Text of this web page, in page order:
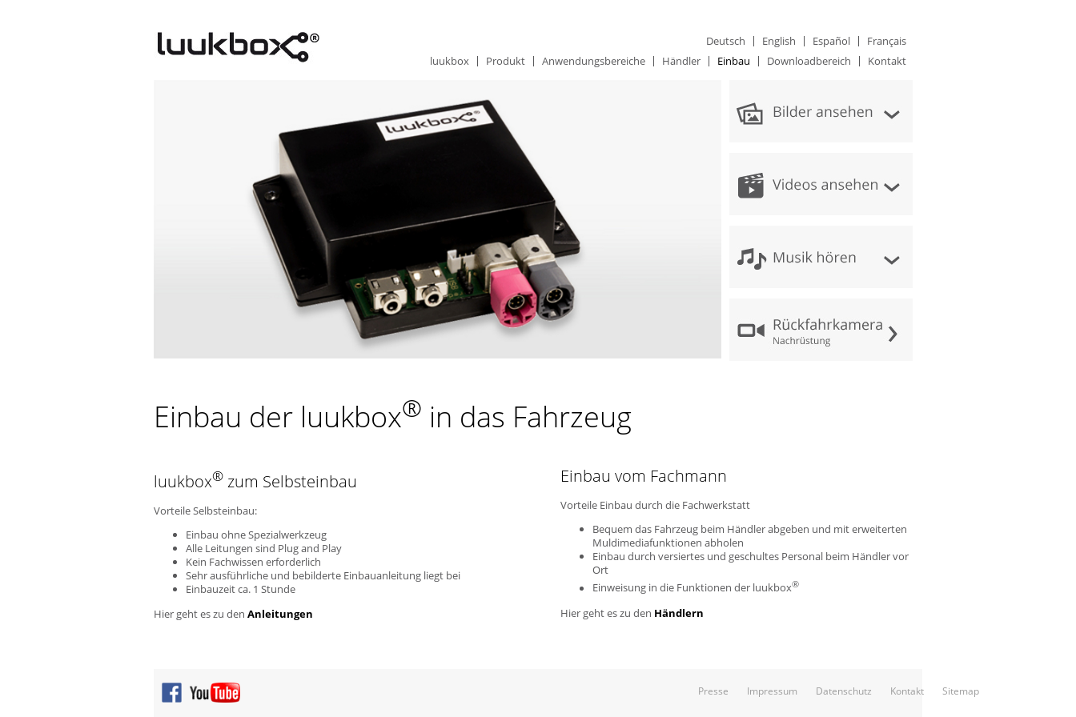
Deutsch English Español
Français
luukbox
Produkt Anwendungsbereiche Händler Einbau Downloadbereich Kontakt
Einbau der luukbox® in das Fahrzeug
luukbox® zum Selbsteinbau
Vorteile Selbsteinbau:
Einbau ohne Spezialwerkzeug
Alle Leitungen sind Plug and Play
Kein Fachwissen erforderlich
Sehr ausführliche und bebilderte Einbauanleitung liegt bei
Einbauzeit ca. 1 Stunde
Hier geht es zu den Anleitungen
Einbau vom Fachmann
Vorteile Einbau durch die Fachwerkstatt
Bequem das Fahrzeug beim Händler abgeben und mit erweiterten
Muldimediafunktionen abholen
Einbau durch versiertes und geschultes Personal beim Händler vor
Ort
Einweisung in die Funktionen der luukbox®
Hier geht es zu den Händlern
Presse Impressum Datenschutz Kontakt Sitemap